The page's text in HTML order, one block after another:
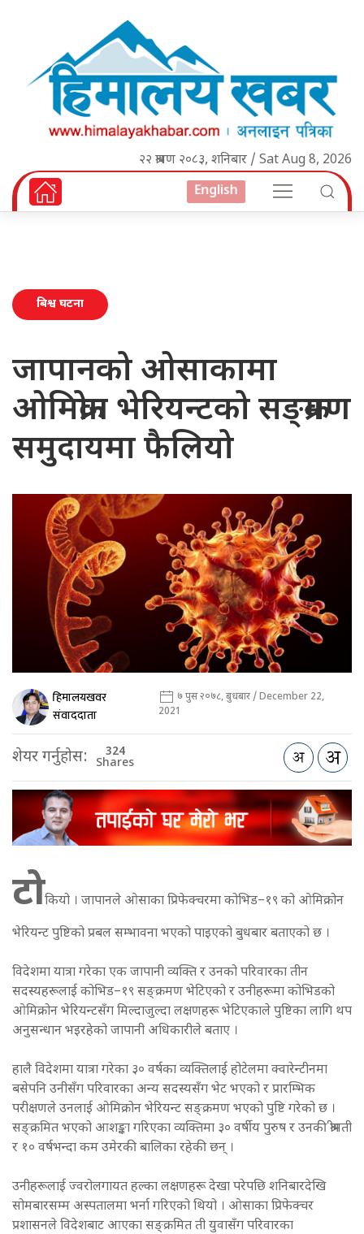
२२ श्रावण २०८३, शनिबार / Sat Aug 8, 2026
English
बिश्व घटना
जापानको ओसाकामा
ओमिक्रोन भेरियन्टको सङ्क्रमण
समुदायमा फैलियो
हिमालयखवर
संवाददाता
७ पुस २०७८, बुधबार / December 22,
2021
शेयर गर्नुहोस: 324
Shares
टोकियो । जापानले ओसाका प्रिफेक्चरमा कोभिड–१९ को ओमिक्रोन
भेरियन्ट पुष्टिको प्रबल सम्भावना भएको पाइएको बुधबार बताएको छ ।
विदेशमा यात्रा गरेका एक जापानी व्यक्ति र उनको परिवारका तीन
सदस्यहरूलाई कोभिड–१९ सङ्क्रमण भेटिएको र उनीहरूमा कोभिडको
ओमिक्रोन भेरियन्टसँग मिल्दाजुल्दा लक्षणहरू भेटिएकाले पुष्टिका लागि थप
अनुसन्धान भइरहेको जापानी अधिकारीले बताए ।
हालै विदेशमा यात्रा गरेका ३० वर्षका व्यक्तिलाई होटेलमा क्वारेन्टीनमा
बसेपनि उनीसँग परिवारका अन्य सदस्यसँग भेट भएको र प्रारम्भिक
परीक्षणले उनलाई ओमिक्रोन भेरियन्ट सङ्क्रमण भएको पुष्टि गरेको छ ।
सङ्क्रमित भएको आशङ्का गरिएका व्यक्तिमा ३० वर्षीय पुरुष र उनकी श्रीमती
र १० वर्षभन्दा कम उमेरकी बालिका रहेकी छन् ।
उनीहरूलाई ज्वरोलगायत हल्का लक्षणहरू देखा परेपछि शनिबारदेखि
सोमबारसम्म अस्पतालमा भर्ना गरिएको थियो । ओसाका प्रिफेक्चर
प्रशासनले विदेशबाट आएका सङ्क्रमित ती युवासँग परिवारका